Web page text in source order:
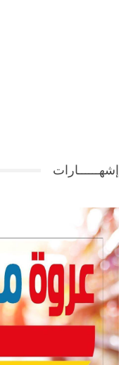
إشهــــــارات